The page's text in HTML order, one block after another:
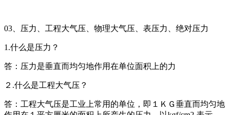
03、压力、工程大气压、物理大气压、表压力、绝对压力
1.什么是压力？
答：压力是垂直而均匀地作用在单位面积上的力
２.什么是工程大气压？
答：工程大气压是工业上常用的单位，即１ＫＧ垂直而均匀地